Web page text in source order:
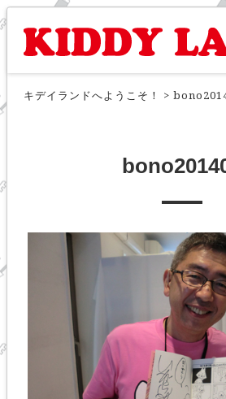
キデイランドへようこそ！ >